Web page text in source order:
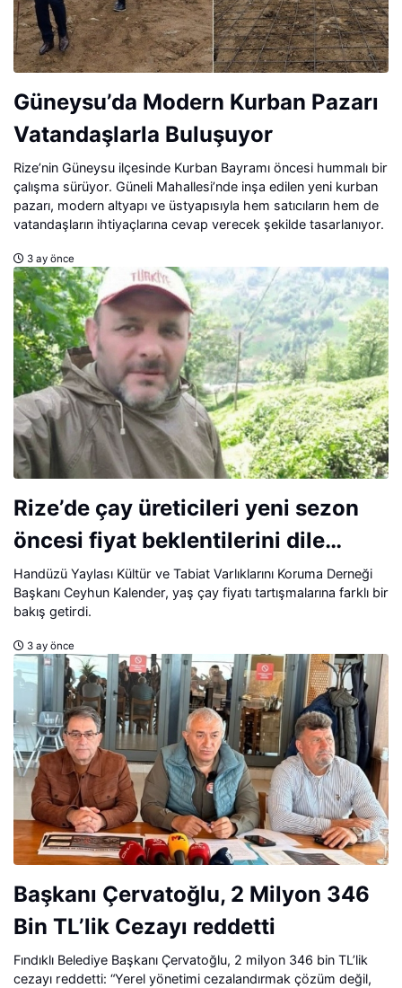
Güneysu’da Modern Kurban Pazarı
Vatandaşlarla Buluşuyor
Rize’nin Güneysu ilçesinde Kurban Bayramı öncesi hummalı bir
çalışma sürüyor. Güneli Mahallesi’nde inşa edilen yeni kurban
pazarı, modern altyapı ve üstyapısıyla hem satıcıların hem de
vatandaşların ihtiyaçlarına cevap verecek şekilde tasarlanıyor.
3 ay önce
Rize’de çay üreticileri yeni sezon
öncesi fiyat beklentilerini dile
getiriyor.
Handüzü Yaylası Kültür ve Tabiat Varlıklarını Koruma Derneği
Başkanı Ceyhun Kalender, yaş çay fiyatı tartışmalarına farklı bir
bakış getirdi.
3 ay önce
Başkanı Çervatoğlu, 2 Milyon 346
Bin TL’lik Cezayı reddetti
Fındıklı Belediye Başkanı Çervatoğlu, 2 milyon 346 bin TL’lik
cezayı reddetti: “Yerel yönetimi cezalandırmak çözüm değil,